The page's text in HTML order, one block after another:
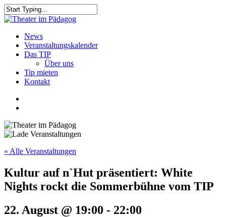
Skip
to
content
Close
search
Menu
News
Veranstaltungskalender
Das TIP
Über uns
Tip mieten
Kontakt
« Alle Veranstaltungen
Kultur auf n`Hut präsentiert: White
Nights rockt die Sommerbühne vom TIP
22. August @ 19:00 - 22:00